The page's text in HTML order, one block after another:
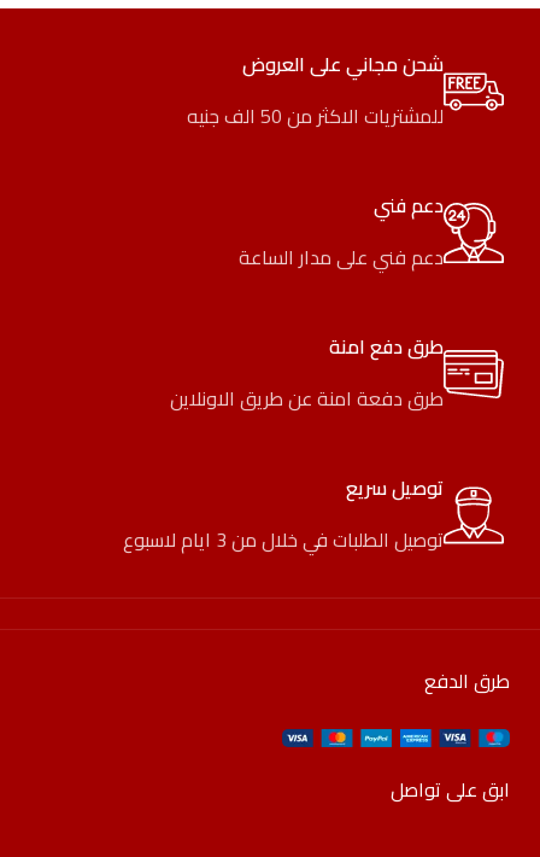
شحن مجاني على العروض
للمشتريات الاكثر من 50 الف جنيه
دعم فني
دعم فني على مدار الساعة
طرق دفع امنة
طرق دفعة امنة عن طريق الاونلاين
توصيل سريع
توصيل الطلبات في خلال من 3 ايام لاسبوع
طرق الدفع
ابق على تواصل